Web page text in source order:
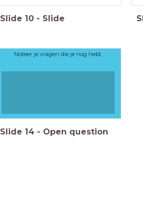
Slide 10 - Slide
Noteer je vragen die je nog hebt.
Slide 14 - Open question